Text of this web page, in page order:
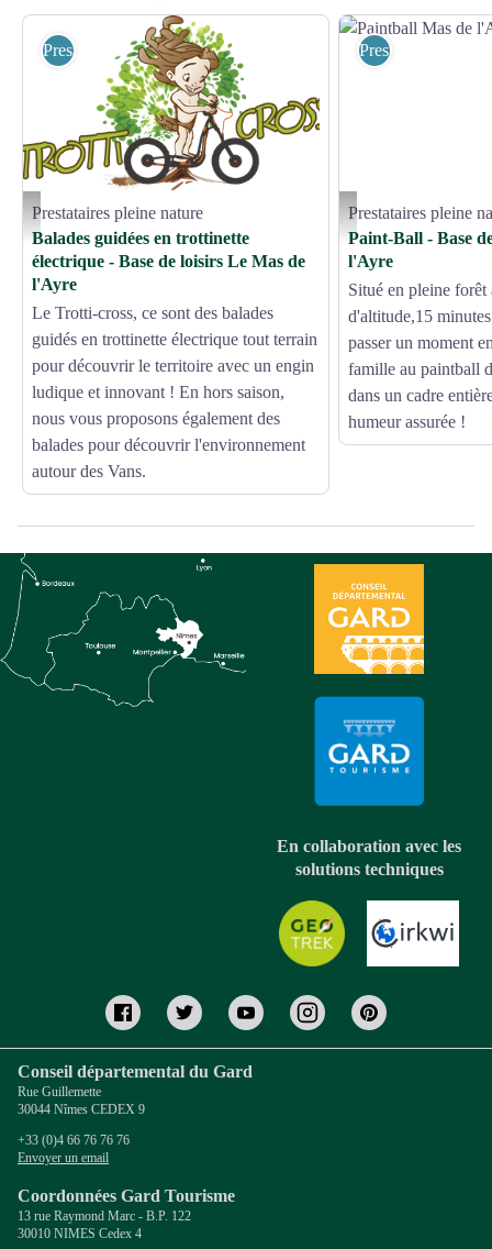
Logo - Vincent Bres
Prestataires pleine nature
Prestataires pleine nature
Balades guidées en trottinette
électrique - Base de loisirs Le Mas de
l'Ayre
Le Trotti-cross, ce sont des balades
guidés en trottinette électrique tout terrain
pour découvrir le territoire avec un engin
ludique et innovant ! En hors saison,
nous vous proposons également des
balades pour découvrir l'environnement
autour des Vans.
Paintball Mas de l'Ayre -
Prestataires pleine
Prestataires pleine
Paint-Ball - Base
l'Ayre
Situé en pleine forêt
d'altitude,15
passer un moment
famille au paintball
dans un cadre
humeur assurée !
En collaboration avec les
solutions techniques
Conseil départemental du Gard
Rue Guillemette
30044 Nîmes CEDEX 9
+33 (0)4 66 76 76 76
Envoyer un email
Coordonnées Gard Tourisme
13 rue Raymond Marc - B.P. 122
30010 NIMES Cedex 4